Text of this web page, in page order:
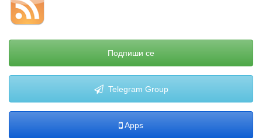
Подпиши се
Telegram Group
Apps